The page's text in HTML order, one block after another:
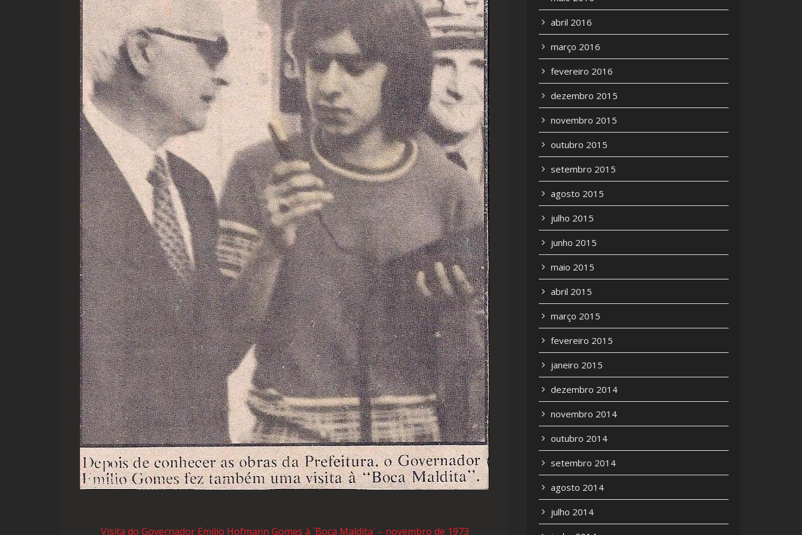
Visita do Governador Emilio Hofmann Gomes à `Boca Maldita` – novembro de 1973
abril 2016
março 2016
fevereiro 2016
dezembro 2015
novembro 2015
outubro 2015
setembro 2015
agosto 2015
julho 2015
junho 2015
maio 2015
abril 2015
março 2015
fevereiro 2015
janeiro 2015
dezembro 2014
novembro 2014
outubro 2014
setembro 2014
agosto 2014
julho 2014